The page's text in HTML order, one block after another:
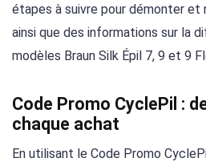
étapes à suivre pour démonter
ainsi que des informations sur la
modèles Braun Silk Épil 7, 9 et 9
Code Promo CyclePil :
chaque achat
En utilisant le Code Promo